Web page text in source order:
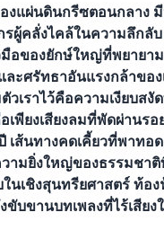
องแผ่นดินกรีซตอนกลา
ผู้คลั่งไคล้ในความลึกลั
อของยักษ์ใหญ่ที่พยาย
ะศรัทธาอันแรงกล้าขอ
เราไว้คือความเงียบส
เพียงเสียงลมที่พัดผ่าน
เส้นทางคดเคี้ยวที่พาทอ
ามยิ่งใหญ่ของธรรมชา
เชิงสุนทรียศาสตร์ ท้อ
ขับขานบทเพลงที่ไร้เสีย